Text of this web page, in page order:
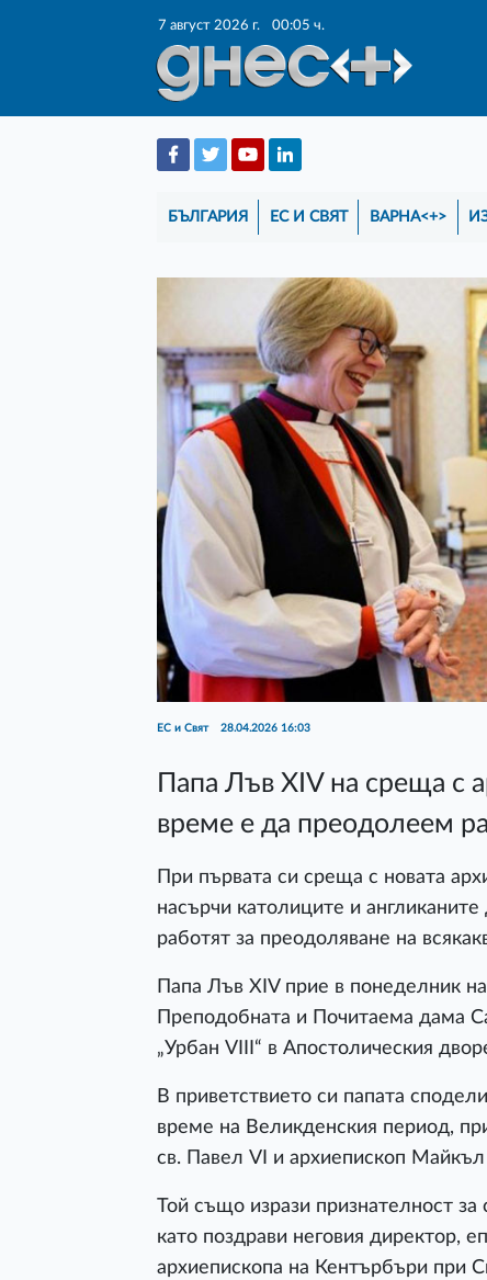
7 август 2026 г. 00:05 ч.
БЪЛГАРИЯ ЕС И СВЯТ ВАРНА<+>
ЕС и Свят 28.04.2026 16:03
Папа Лъв XIV на среща с
време е да преодолеем
При първата си среща с новата
насърчи католиците и
работят за преодоляване на
Папа Лъв XIV прие в понеделник
Преподобната и Почитаема дама
„Урбан VIII“ в Апостолическия
В приветствието си папата
време на Великденския период,
св. Павел VI и архиепископ
Той също изрази признателност
като поздрави неговия директор,
архиепископа на Кентърбъри при